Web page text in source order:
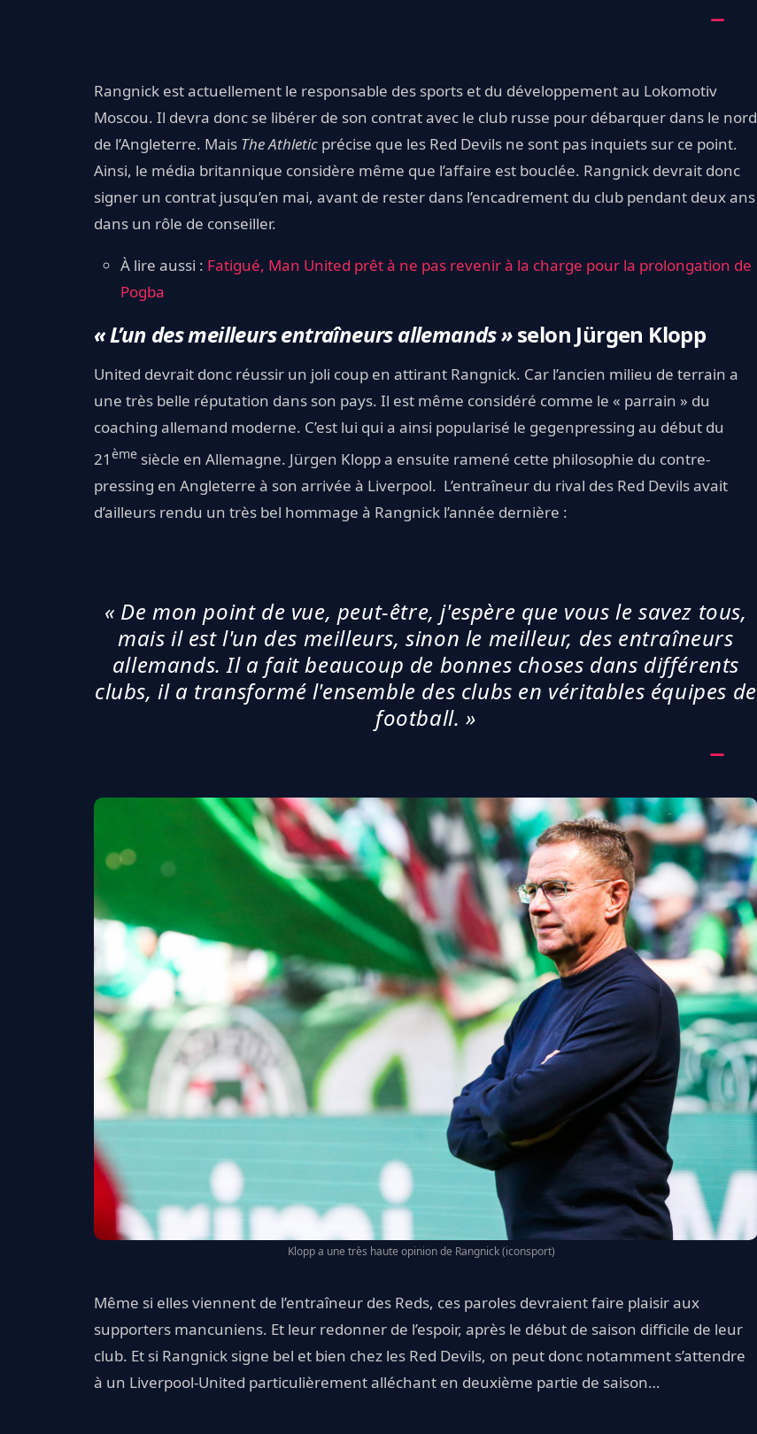
Rangnick est actuellement le responsable des sports et du développement au Lokomotiv
Moscou. Il devra donc se libérer de son contrat avec le club russe pour débarquer dans le nord
de l’Angleterre. Mais The Athletic précise que les Red Devils ne sont pas inquiets sur ce point.
Ainsi, le média britannique considère même que l’affaire est bouclée. Rangnick devrait donc
signer un contrat jusqu’en mai, avant de rester dans l’encadrement du club pendant deux ans
dans un rôle de conseiller.
À lire aussi : Fatigué, Man United prêt à ne pas revenir à la charge pour la prolongation de
Pogba
« L’un des meilleurs entraîneurs allemands »selon Jürgen Klopp
United devrait donc réussir un joli coup en attirant Rangnick. Car l’ancien milieu de terrain a
une très belle réputation dans son pays. Il est même considéré comme le « parrain » du
coaching allemand moderne. C’est lui qui a ainsi popularisé le gegenpressing au début du
21 ème siècle en Allemagne. Jürgen Klopp a ensuite ramené cette philosophie du contre-
pressing en Angleterre à son arrivée à Liverpool. L’entraîneur du rival des Red Devils avait
d’ailleurs rendu un très bel hommage à Rangnick l’année dernière :
« De mon point de vue, peut-être, j'espère que vous le savez tous,
mais il est l'un des meilleurs, sinon le meilleur, des entraîneurs
allemands. Il a fait beaucoup de bonnes choses dans différents
clubs, il a transformé l'ensemble des clubs en véritables équipes de
football. »
Klopp a une très haute opinion de Rangnick (iconsport)
Même si elles viennent de l’entraîneur des Reds, ces paroles devraient faire plaisir aux
supporters mancuniens. Et leur redonner de l’espoir, après le début de saison difficile de leur
club. Et si Rangnick signe bel et bien chez les Red Devils, on peut donc notamment s’attendre
à un Liverpool-United particulièrement alléchant en deuxième partie de saison…